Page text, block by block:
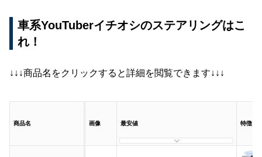
車系YouTuberイチオシのステアリングはこ
れ！
↓↓↓商品名をクリックすると詳細を閲覧できます↓↓↓
商品名 画像 最安値 特徴